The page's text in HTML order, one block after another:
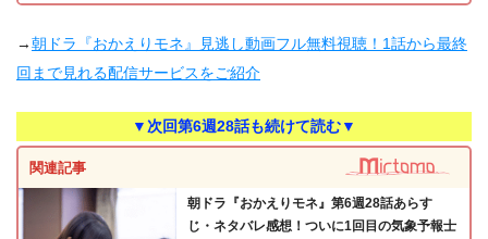
→朝ドラ『おかえりモネ』見逃し動画フル無料視聴！1話から最終
回まで見れる配信サービスをご紹介
▼次回第6週28話も続けて読む▼
関連記事
朝ドラ『おかえりモネ』第6週28話あらす
じ・ネタバレ感想！ついに1回目の気象予報士